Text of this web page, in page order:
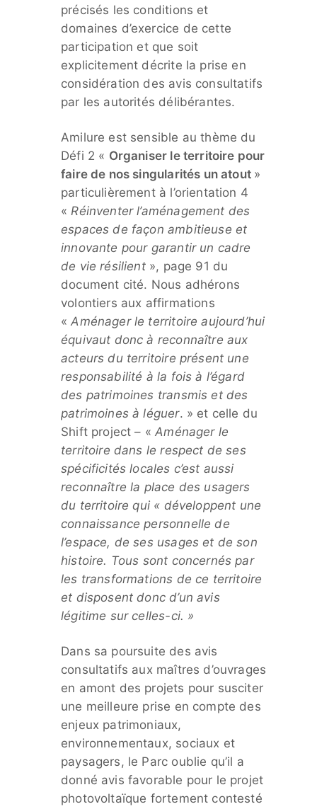
précisés les conditions et
domaines d’exercice de cette
participation et que soit
explicitement décrite la prise en
considération des avis consultatifs
par les autorités délibérantes.
Amilure est sensible au thème du
Défi 2 « Organiser le territoire pour
faire de nos singularités un atout »
particulièrement à l’orientation 4
« Réinventer l’aménagement des
espaces de façon ambitieuse et
innovante pour garantir un cadre
de vie résilient », page 91 du
document cité. Nous adhérons
volontiers aux affirmations
«Aménager le territoire aujourd’hui
équivaut donc à reconnaître aux
acteurs du territoire présent une
responsabilité à la fois à l’égard
des patrimoines transmis et des
patrimoines à léguer. » et celle du
Shift project – «Aménager le
territoire dans le respect de ses
spécificités locales c’est aussi
reconnaître la place des usagers
du territoire qui « développent une
connaissance personnelle de
l’espace, de ses usages et de son
histoire. Tous sont concernés par
les transformations de ce territoire
et disposent donc d’un avis
légitime sur celles-ci. »
Dans sa poursuite des avis
consultatifs aux maîtres d’ouvrages
en amont des projets pour susciter
une meilleure prise en compte des
enjeux patrimoniaux,
environnementaux, sociaux et
paysagers, le Parc oublie qu’il a
donné avis favorable pour le projet
photovoltaïque fortement contesté